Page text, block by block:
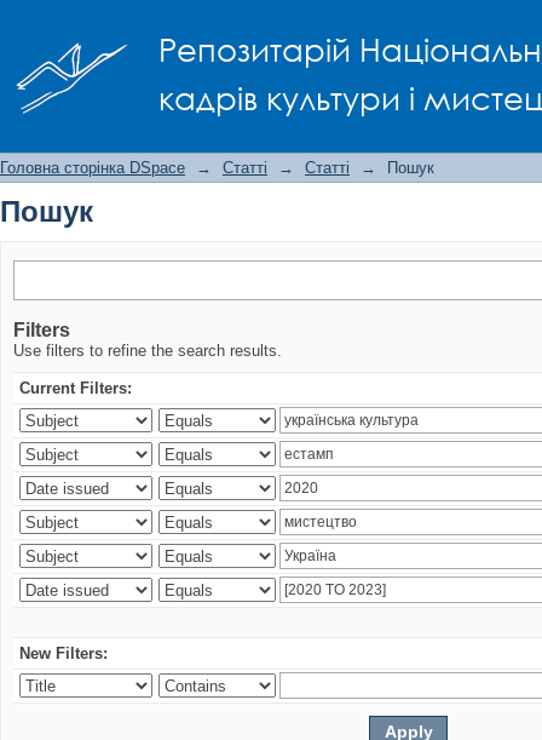
Репозитарій
кадрів культури і
Головна сторінка DSpace → Статті → Статті → Пошук
Пошук
Filters
Use filters to refine the search results.
Current Filters:
New Filters: